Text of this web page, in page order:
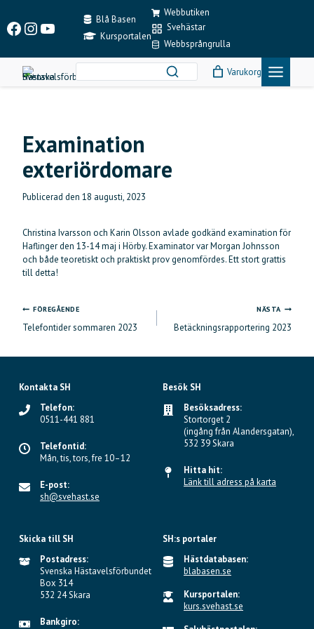
content
Facebook
Instagram
YouTubeBlå Basen
Kursportalen
Webbutiken
Svehästar
Webbsprångrulla
Varukorg
Examination
exteriördomare
Publicerad den 18 augusti, 2023
Christina Ivarsson och Karin Olsson avlade godkänd examination för
Haflinger den 13-14 maj i Hörby. Examinator var Morgan Johnsson
och både teoretiskt och praktiskt prov genomfördes. Ett stort grattis
till detta!
Inläggsnavigering
FÖREGÅENDE
Telefontider sommaren 2023
NÄSTA
Betäckningsrapportering 2023
Kontakta SH
Telefon:
0511-441 881
Telefontid:
Mån, tis, tors, fre 10–12
E-post:
sh@svehast.se
Besök SH
Besöksadress:
Stortorget 2
(ingång från Alandersgatan),
532 39 Skara
Hitta hit:
Länk till adress på karta
Skicka till SH
Postadress:
Svenska Hästavelsförbundet
Box 314
532 24 Skara
Bankgiro:
SH:s portaler
Hästdatabasen:
blabasen.se
Kursportalen:
kurs.svehast.se